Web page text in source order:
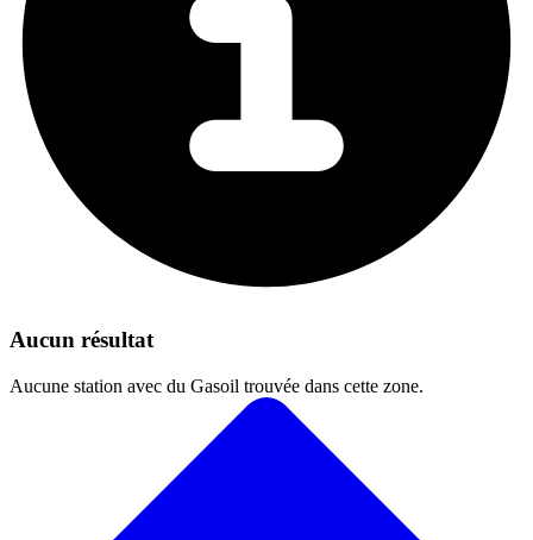
Aucun résultat
Aucune station avec du Gasoil trouvée dans cette zone.